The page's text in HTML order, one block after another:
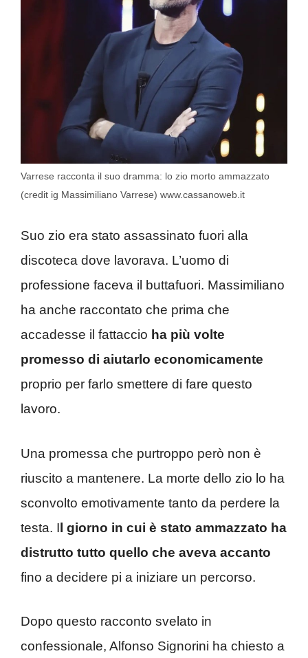
Varrese racconta il suo dramma: lo zio morto ammazzato
(credit ig Massimiliano Varrese) www.cassanoweb.it
Suo zio era stato assassinato fuori alla
discoteca dove lavorava. L’uomo di
professione faceva il buttafuori. Massimiliano
ha anche raccontato che prima che
accadesse il fattaccio ha più volte
promesso di aiutarlo economicamente
proprio per farlo smettere di fare questo
lavoro.
Una promessa che purtroppo però non è
riuscito a mantenere. La morte dello zio lo ha
sconvolto emotivamente tanto da perdere la
testa. Il giorno in cui è stato ammazzato ha
distrutto tutto quello che aveva accanto
fino a decidere pi a iniziare un percorso.
Dopo questo racconto svelato in
confessionale, Alfonso Signorini ha chiesto a